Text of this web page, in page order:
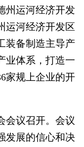
州运河经济开发
运河经济开发区
装备制造主导产
业体系，打造一
家规上企业的开
议召开。会议
发展的信心和决